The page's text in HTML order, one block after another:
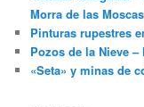
Morra de las Moscas
Pinturas rupestres
Pozos de la Nieve
«Seta» y minas de